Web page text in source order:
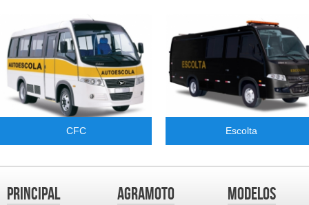
CFC Escolta
Principal Agramoto Modelos